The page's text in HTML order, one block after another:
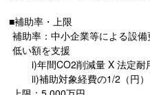
■補助率・上限
補助率：中小企業等による設
低い額を支援
i)年間CO2削減量 X 法定耐
ii)補助対象経費の1/2（円）